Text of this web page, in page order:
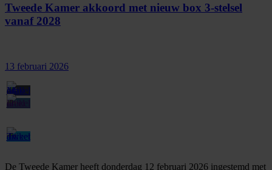
Tweede Kamer akkoord met nieuw box 3-stelsel
vanaf 2028
13 februari 2026
De Tweede Kamer heeft donderdag 12 februari 2026 ingestemd met